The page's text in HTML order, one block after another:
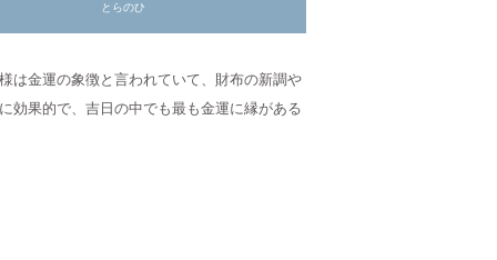
とらのひ
は金運の象徴と言われていて、財布の新調や
効果的で、吉日の中でも最も金運に縁がある